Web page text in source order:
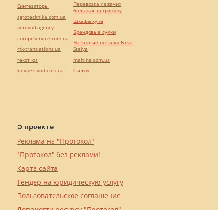
О проекте
Реклама на "Протокол"
"Протокол" без реклами!
Карта сайта
Тендер на юридическую услугу
Пользовательское соглашение
Синтезаторы
agrotechnika.com.ua
perevod.agency
europeservice.com.ua
mk-translations.ua
текст юа
kievperevod.com.ua
Перевозка лежачих
больных за границу
Шкафы купе
Брендовые сумки
Натяжные потолки Nova
Stelya
maltina.com.ua
Cылки